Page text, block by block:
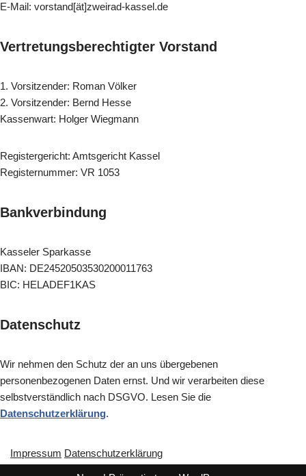
E-Mail: vorstand[ät]zweirad-kassel.de
Vertretungsberechtigter Vorstand
1. Vorsitzender: Roman Völker
2. Vorsitzender: Bernd Hesse
Kassenwart: Holger Wiegmann
Registergericht: Amtsgericht Kassel
Registernummer: VR 1053
Bankverbindung
Kasseler Sparkasse
IBAN: DE24520503530200011763
BIC: HELADEF1KAS
Datenschutz
Wir nehmen den Schutz der an uns übergebenen
personenbezogenen Daten ernst. Und wir verarbeiten diese
selbstverständlich nach DSGVO. Lesen Sie die
Datenschutzerklärung.
Impressum Datenschutzerklärung